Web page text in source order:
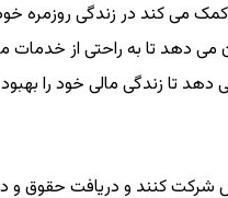
کمک می کند در زندگی روزمره
می دهد تا به راحتی از خدمات
دهد تا زندگی مالی خود را
شرکت کنند و دریافت حقوق